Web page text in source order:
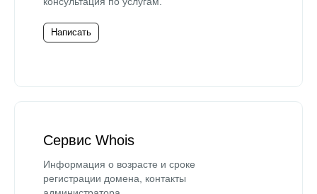
Написать
Сервис Whois
Информация о возрасте и сроке
регистрации домена, контакты